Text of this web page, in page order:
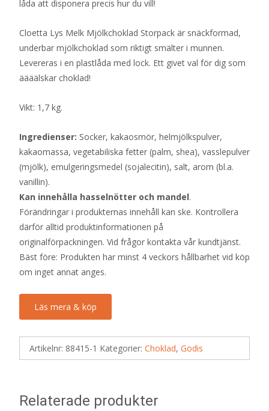
låda att disponera precis hur du vill!
Cloetta Lys Melk Mjölkchoklad Storpack är snäckformad,
underbar mjölkchoklad som riktigt smälter i munnen.
Levereras i en plastlåda med lock. Ett givet val för dig som
äääälskar choklad!
Vikt: 1,7 kg.
Ingredienser: Socker, kakaosmör, helmjölkspulver,
kakaomassa, vegetabiliska fetter (palm, shea), vasslepulver
(mjölk), emulgeringsmedel (sojalecitin), salt, arom (bl.a.
vanillin).
Kan innehålla hasselnötter och mandel.
Förändringar i produkternas innehåll kan ske. Kontrollera
därför alltid produktinformationen på
originalförpackningen. Vid frågor kontakta vår kundtjänst.
Bäst före: Produkten har minst 4 veckors hållbarhet vid köp
om inget annat anges.
Läs mera & köp
Artikelnr: 88415-1 Kategorier: Choklad, Godis
Relaterade produkter